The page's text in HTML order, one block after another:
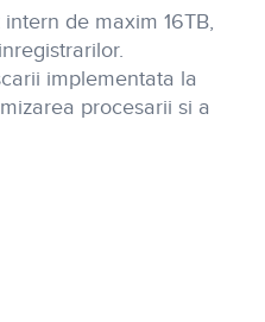
de maxim 16TB,
implementata la
procesarii si a